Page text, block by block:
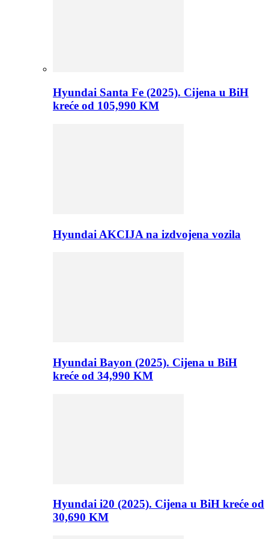
Hyundai Santa Fe (2025). Cijena u BiH
kreće od 105,990 KM
Hyundai AKCIJA na izdvojena vozila
Hyundai Bayon (2025). Cijena u BiH
kreće od 34,990 KM
Hyundai i20 (2025). Cijena u BiH kreće od
30,690 KM